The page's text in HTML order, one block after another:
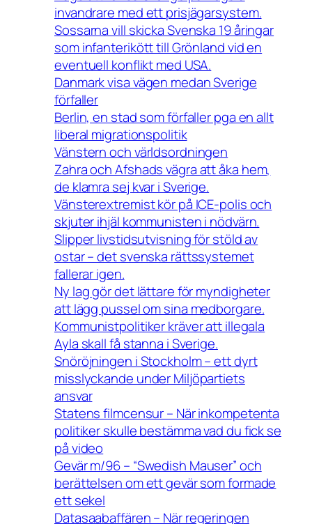
invandrare med ett prisjägarsystem.
Sossarna vill skicka Svenska 19 åringar
som infanterikött till Grönland vid en
eventuell konflikt med USA.
Danmark visa vägen medan Sverige
förfaller
Berlin, en stad som förfaller pga en allt
liberal migrationspolitik
Vänstern och världsordningen
Zahra och Afshads vägra att åka hem,
de klamra sej kvar i Sverige.
Vänsterextremist kör på ICE-polis och
skjuter ihjäl kommunisten i nödvärn.
Slipper livstidsutvisning för stöld av
ostar – det svenska rättssystemet
fallerar igen.
Ny lag gör det lättare för myndigheter
att lägg pussel om sina medborgare.
Kommunistpolitiker kräver att illegala
Ayla skall få stanna i Sverige.
Snöröjningen i Stockholm – ett dyrt
misslyckande under Miljöpartiets
ansvar
Statens filmcensur – När inkompetenta
politiker skulle bestämma vad du fick se
på video
Gevär m/96 – “Swedish Mauser” och
berättelsen om ett gevär som formade
ett sekel
Datasaabaffären – När regeringen